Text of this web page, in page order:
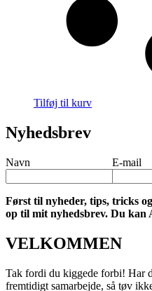
Tilføj til kurv
Nyhedsbrev
Navn E-mail
Først til nyheder, tips, tricks
op til mit nyhedsbrev. Du kan
VELKOMMEN
Tak fordi du kiggede forbi! Har
fremtidigt samarbejde, så tøv